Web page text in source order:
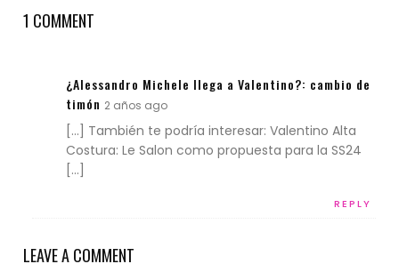
1 COMMENT
¿Alessandro Michele llega a Valentino?: cambio de
timón 2 años ago
REPLY
[…] También te podría interesar: Valentino Alta
Costura: Le Salon como propuesta para la SS24
[…]
LEAVE A COMMENT